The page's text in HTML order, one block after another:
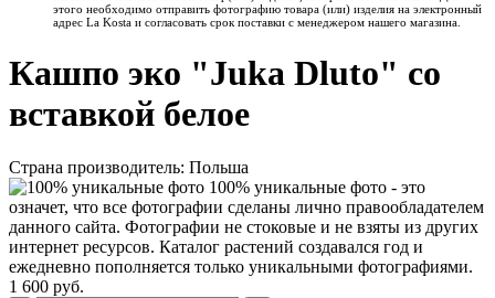
этого необходимо отправить фотографию товара (или) изделия на электронный
адрес La Kosta и согласовать срок поставки с менеджером нашего магазина.
Кашпо эко "Juka Dluto" со
вставкой белое
Страна производитель: Польша
100% уникальные фото - это
означет, что все фотографии сделаны лично правообладателем
данного сайта. Фотографии не стоковые и не взяты из других
интернет ресурсов. Каталог растений создавался год и
ежедневно пополняется только уникальными фотографиями.
1 600 руб.